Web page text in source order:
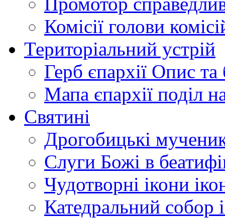
Комісії голови
Територіальний устрій
Герб єпархії Опис та
Мапа єпархії поділ
Святині
Дрогобицькі
Слуги Божі в
Чудотворні ікони
Катедральний собор